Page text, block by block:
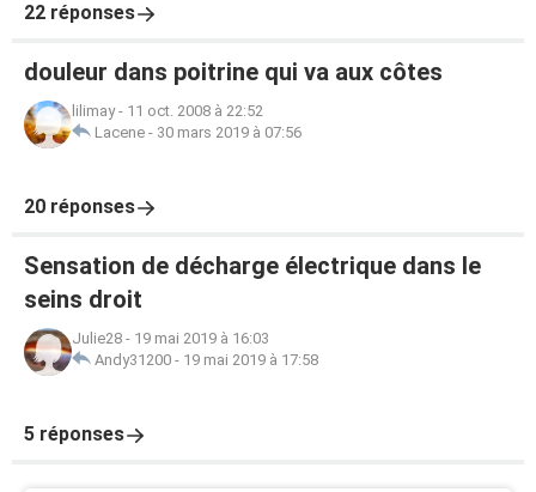
22 réponses
douleur dans poitrine qui va aux côtes
lilimay- 11 oct. 2008 à 22:52
Lacene - 30 mars 2019 à 07:56
20 réponses
Sensation de décharge électrique dans le
seins droit
Julie28 - 19 mai 2019 à 16:03
Andy31200 - 19 mai 2019 à 17:58
5 réponses